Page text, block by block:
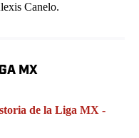
Canelo.
MX
de la Liga MX -